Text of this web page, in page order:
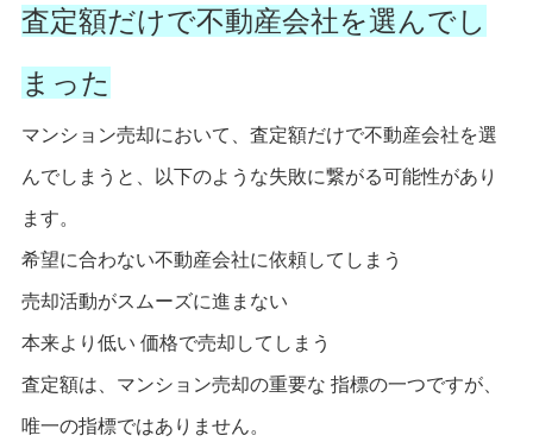
査定額だけで不動産会社を選んでし
まった
マンション売却において、査定額だけで不動産会社を選
んでしまうと、以下のような失敗に繋がる可能性があり
ます。
希望に合わない不動産会社に依頼してしまう
売却活動がスムーズに進まない
本来より低い 価格で売却してしまう
査定額は、マンション売却の重要な 指標の一つですが、
唯一の指標ではありません。